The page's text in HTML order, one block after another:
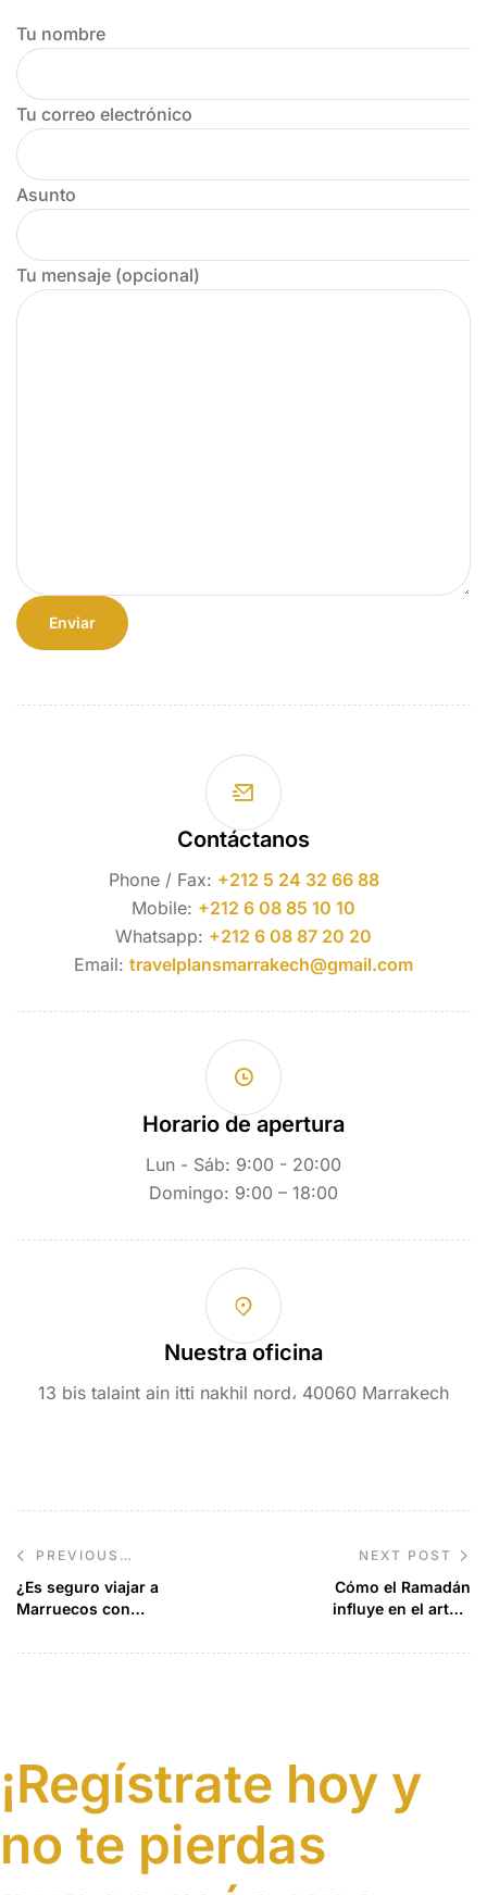
Tu nombre
Tu correo electrónico
Asunto
Tu mensaje (opcional)
Contáctanos
Phone / Fax: +212 5 24 32 66 88
Mobile: +212 6 08 85 10 10
Whatsapp: +212 6 08 87 20 20
Email: travelplansmarrakech@gmail.com
Horario de apertura
Lun - Sáb: 9:00 - 20:00
Domingo: 9:00 – 18:00
Nuestra oficina
13 bis talaint ain itti nakhil nord، 40060 Marrakech
PREVIOUS
POST
¿Es seguro viajar a
Marruecos con
NEXT POST
Cómo el Ramadán
influye en el arte y
Marruecos
¡Regístrate hoy y
no te pierdas